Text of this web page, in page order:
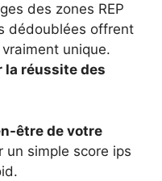
des zones REP
dédoublées offrent
unique.
la réussite des
être de votre
un simple score ips